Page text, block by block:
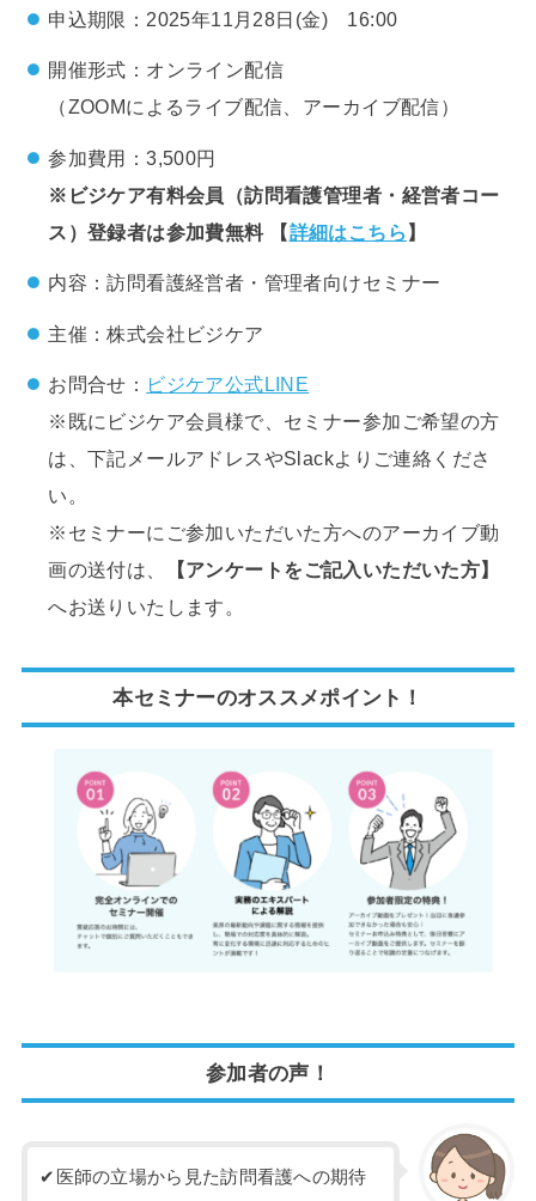
申込期限：2025年11月28日(金) 16:00
開催形式：オンライン配信
（ZOOMによるライブ配信、アーカイブ配信）
参加費用：3,500円
※ビジケア有料会員（訪問看護管理者・経営者コー
ス）登録者は参加費無料 【詳細はこちら 】
内容：訪問看護経営者・管理者向けセミナー
主催：株式会社ビジケア
お問合せ： ビジケア公式LINE
※既にビジケア会員様で、セミナー参加ご希望の方
は、下記メールアドレスやSlackよりご連絡くださ
い。
※セミナーにご参加いただいた方へのアーカイブ動
画の送付は、
【アンケートをご記入いただいた方】
へお送りいたします。
本セミナーのオススメポイント！
参加者の声！
✔医師の立場から見た訪問看護への期待